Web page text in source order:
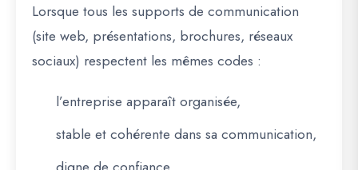
Lorsque tous les supports de communication
(site web, présentations, brochures, réseaux
sociaux) respectent les mêmes codes :
l’entreprise apparaîtorganisée,
stable et cohérente dans sa communication,